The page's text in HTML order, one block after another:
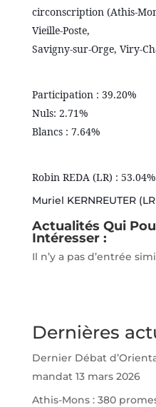
circonscription (Athis-
Vieille-Poste,
Savigny-sur-Orge, Viry-
Participation : 39.20%
Nuls: 2.71%
Blancs : 7.64%
Robin REDA (LR) : 53.04%
Muriel KERNREUTER
Actualités Qui
Intéresser :
Il n’y a pas d’entrée
Dernières
Dernier Débat
mandat 13 mars 2026
Athis-Mons : 380